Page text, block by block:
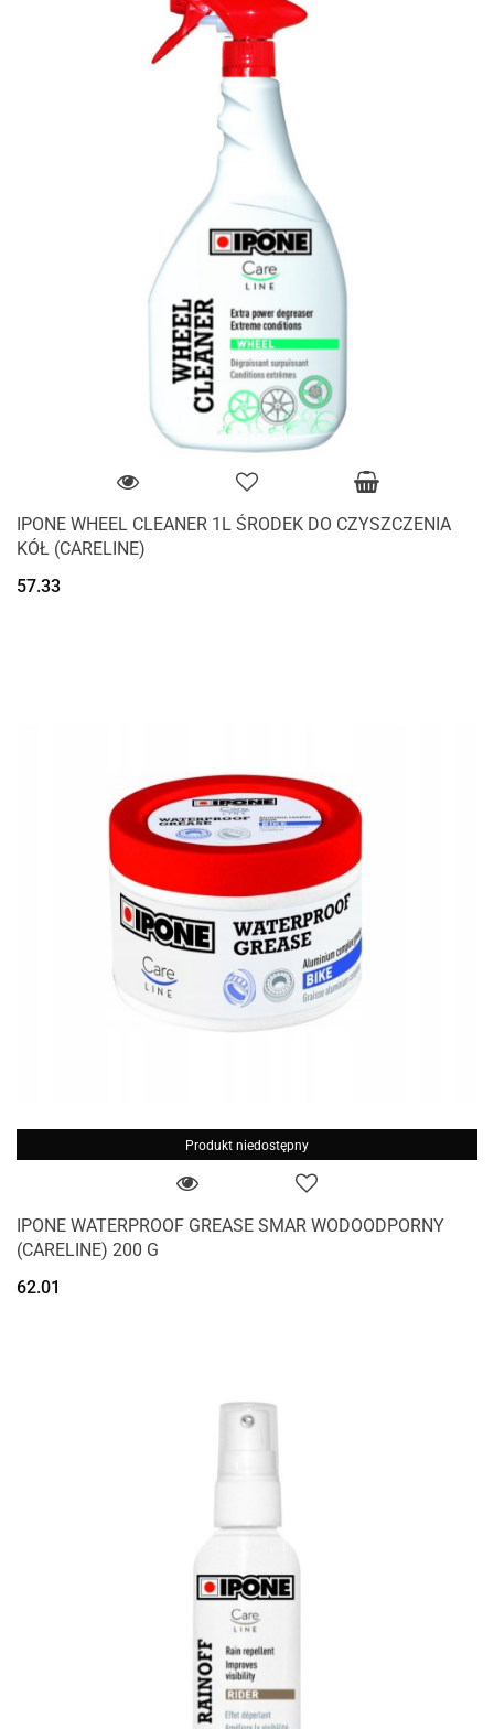
IPONE WHEEL CLEANER 1L ŚRODEK DO CZYSZCZENIA
KÓŁ (CARELINE)
57.33
Produkt niedostępny
IPONE WATERPROOF GREASE SMAR WODOODPORNY
(CARELINE) 200 G
62.01